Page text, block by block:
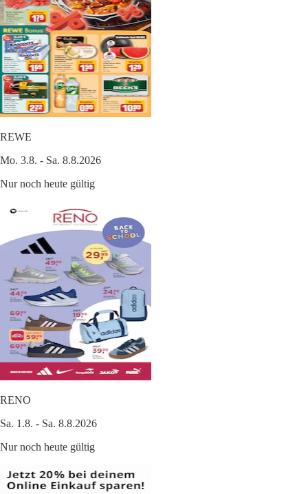
REWE
Mo. 3.8. - Sa. 8.8.2026
Nur noch heute gültig
RENO
Sa. 1.8. - Sa. 8.8.2026
Nur noch heute gültig